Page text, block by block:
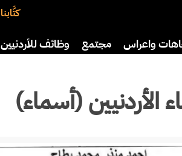
كتَّابنا
واعراس مجتمع وظائف للأردنيين
الأردنيين (أسماء)